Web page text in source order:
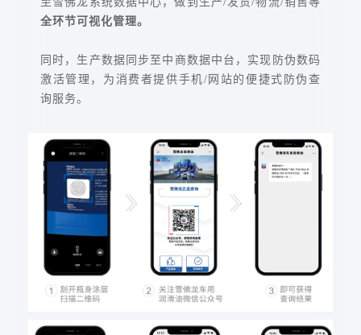
全环节可视化管理。
同时，生产数据同步至中商数据中台，实现防伪数码
激活管理，为消费者提供手机/网站的便捷式防伪查
询服务。